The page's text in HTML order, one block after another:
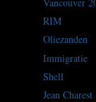
RIM
Oliezanden
Immigratie
Shell
Jean Charest